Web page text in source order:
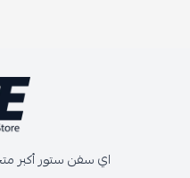
اي سفن ستور أكبر